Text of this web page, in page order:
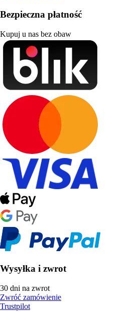
Bezpieczna płatność
Kupuj u nas bez obaw
Wysyłka i zwrot
30 dni na zwrot
Zwróć zamówienie
Trustpilot